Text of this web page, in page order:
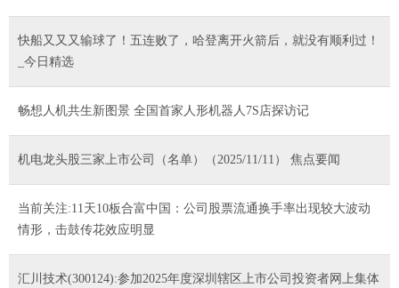
快船又又又输球了！五连败了，哈登离开火箭后，就没有顺利过！
_今日精选
畅想人机共生新图景 全国首家人形机器人7S店探访记
机电龙头股三家上市公司（名单）（2025/11/11） 焦点要闻
当前关注:11天10板合富中国：公司股票流通换手率出现较大波动
情形，击鼓传花效应明显
汇川技术(300124):参加2025年度深圳辖区上市公司投资者网上集体